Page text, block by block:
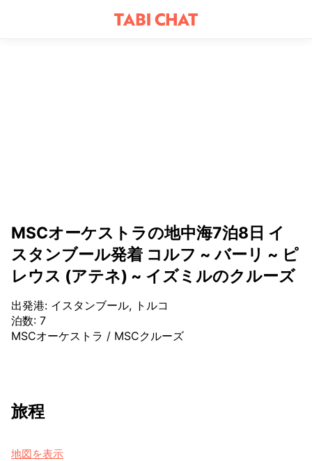
MSCオーケストラの地中海7泊8日 イ
スタンブール発着 コルフ ~ バーリ ~ ピ
レウス (アテネ) ~ イズミルのクルーズ
出発港: イスタンブール, トルコ
泊数: 7
MSCオーケストラ / MSCクルーズ
旅程
地図を表示